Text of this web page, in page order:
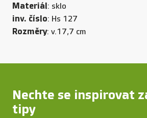
Materiál: sklo
inv. číslo: Hs 127
Rozměry: v.17,7 cm
Nechte se inspirovat
tipy